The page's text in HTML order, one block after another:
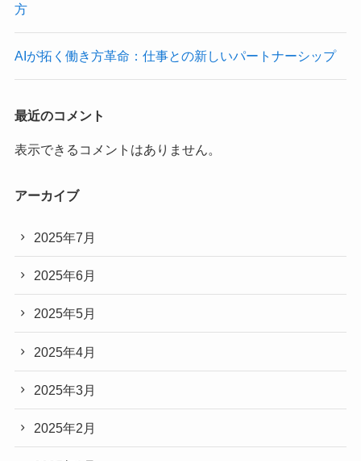
方
AIが拓く働き方革命：仕事との新しいパートナーシップ
最近のコメント
表示できるコメントはありません。
アーカイブ
2025年7月
2025年6月
2025年5月
2025年4月
2025年3月
2025年2月